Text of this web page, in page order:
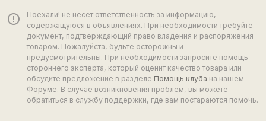
error_outline
Поехали! не несёт ответственность за информацию,
содержащуюся в объявлениях. При необходимости требуйте
документ, подтверждающий право владения и распоряжения
товаром. Пожалуйста, будьте осторожны и
предусмотрительны. При необходимости запросите помощь
стороннего эксперта, который оценит качество товара или
обсудите предложение в разделе Помощь клуба на нашем
Форуме. В случае возникновения проблем, вы можете
обратиться в службу поддержки, где вам постараются помочь.